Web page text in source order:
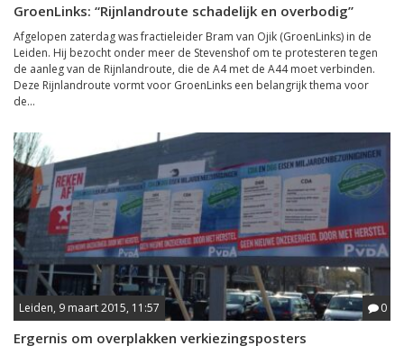
GroenLinks: “Rijnlandroute schadelijk en overbodig”
Afgelopen zaterdag was fractieleider Bram van Ojik (GroenLinks) in de
Leiden. Hij bezocht onder meer de Stevenshof om te protesteren tegen
de aanleg van de Rijnlandroute, die de A4 met de A44 moet verbinden.
Deze Rijnlandroute vormt voor GroenLinks een belangrijk thema voor
de...
Leiden, 9 maart 2015, 11:57 0
Ergernis om overplakken verkiezingsposters